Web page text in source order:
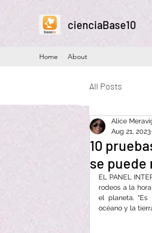
cienciaBase10
Home About
All Posts
10
se puede
Alice
Aug 21, 2023
EL PANEL
rodeos a la
el planeta. "Es
océano y la